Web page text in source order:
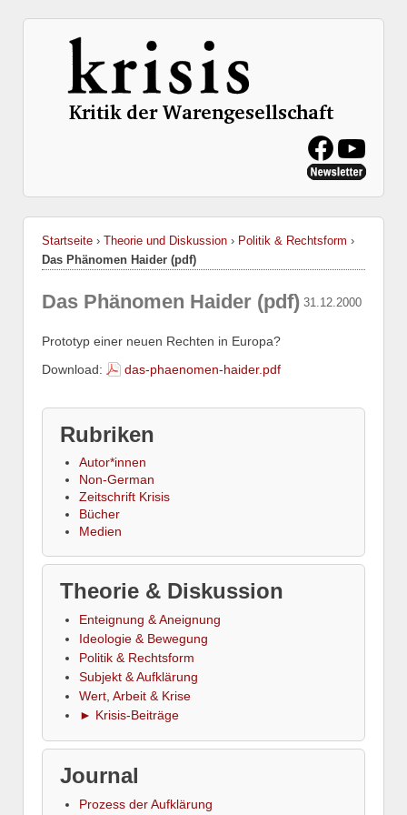
Startseite › Theorie und Diskussion › Politik & Rechtsform ›
Das Phänomen Haider (pdf)
31.12.2000
Das Phänomen Haider (pdf)
Prototyp einer neuen Rechten in Europa?
Download:
das-phaenomen-haider.pdf
Rubriken
Autor*innen
Non-German
Zeitschrift Krisis
Bücher
Medien
Theorie & Diskussion
Enteignung & Aneignung
Ideologie & Bewegung
Politik & Rechtsform
Subjekt & Aufklärung
Wert, Arbeit & Krise
► Krisis-Beiträge
Journal
Prozess der Aufklärung